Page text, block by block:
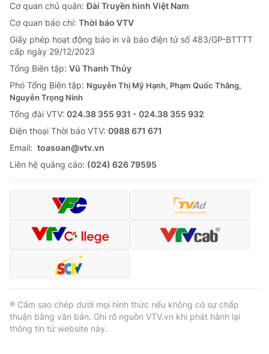
Theo dõi báo trên
Cơ quan chủ quản: Đài Truyền hình Việt Nam
Cơ quan báo chí:Thời báo VTV
Giấy phép hoạt động báo in và báo điện tử số 483/GP-BTTTT
cấp ngày 29/12/2023
Tổng Biên tập:Vũ Thanh Thủy
Phó Tổng Biên tập: Nguyễn Thị Mỹ Hạnh, Phạm Quốc Thắng,
Ðiện thoại Thời báo VTV:
Email:toasoan@vtv.vn
Liên hệ quảng cáo:024-7300.7108
Cơ quan chủ quản:Đài Truyền hình Việt Nam
Cơ quan báo chí: Thời báo VTV
Giấy phép hoạt động báo in và báo điện tử số 483/GP-BTTTT
cấp ngày 29/12/2023
Tổng Biên tập: Vũ Thanh Thủy
Phó Tổng Biên tập: Nguyễn Thị Mỹ Hạnh, Phạm Quốc Thắng,
Nguyễn Trọng Ninh
Tổng đài VTV: 024.38 355 931 - 024.38 355 932
Ðiện thoại Thời báo VTV: 0988 671 671
Email: toasoan@vtv.vn
Liên hệ quảng cáo: (024) 626 79595
® Cấm sao chép dưới mọi hình thức nếu không có sự chấp
thuận bằng văn bản. Ghi rõ nguồn VTV.vn khi phát hành lại
thông tin từ website này.